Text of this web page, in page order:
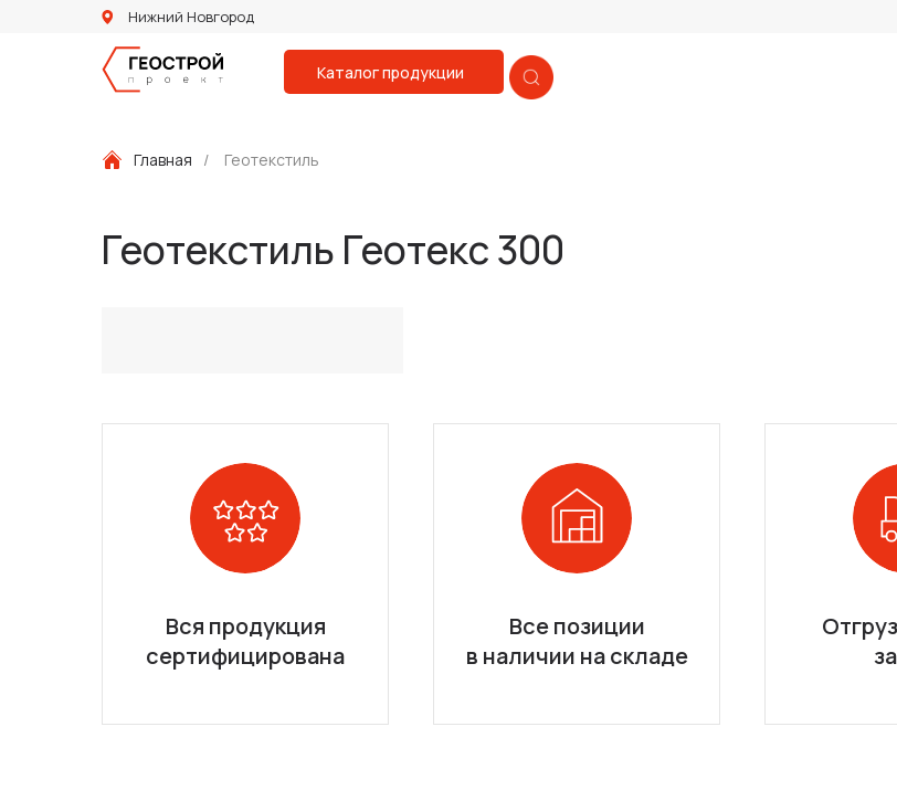
Нижний Новгород
Каталог продукции
Главная / Геотекстиль
Геотекстиль Геотекс 300
Вся продукция
сертифицирована
Все позиции
в наличии на складе